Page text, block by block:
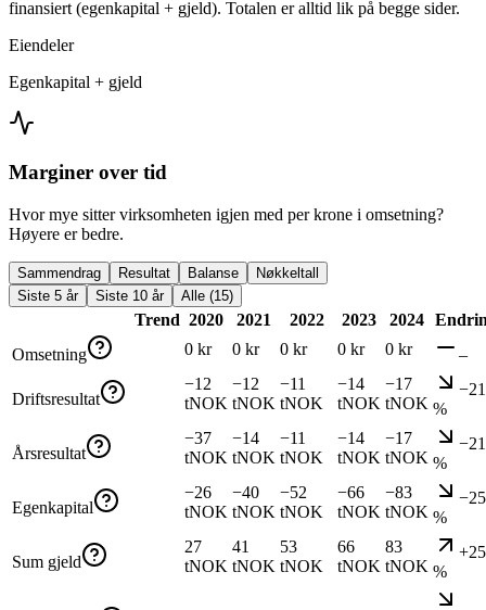
finansiert (egenkapital + gjeld). Totalen er alltid lik på begge sider.
Eiendeler
Egenkapital + gjeld
Marginer over tid
Hvor mye sitter virksomheten igjen med per krone i omsetning?
Høyere er bedre.
Sammendrag Resultat Balanse
Nøkkeltall
Siste 5 år
Siste 10 år Alle (15)
Trend 2020 2021 2022 2023 2024
Omsetning
0 kr 0 kr 0 kr 0 kr 0 kr –
Driftsresultat
−12
tNOK
−12
tNOK
−11
tNOK
−14
tNOK
−17
tNOK %
Årsresultat
−37
tNOK
−14
tNOK
−11
tNOK
−14
tNOK
−17
tNOK %
Egenkapital
−26
tNOK
−40
tNOK
−52
tNOK
−66
tNOK
−83
tNOK %
Sum gjeld
27
tNOK
41
tNOK
53
tNOK
66
tNOK
83
tNOK %